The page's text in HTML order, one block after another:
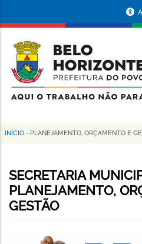
conteúdo
principal
da
Prefeitura
de
Horizonte
Trilha
navegação
INÍCIO - PLANEJAMENTO, ORÇAMENTO E
SECRETARIA
PLANEJAMENTO,
GESTÃO